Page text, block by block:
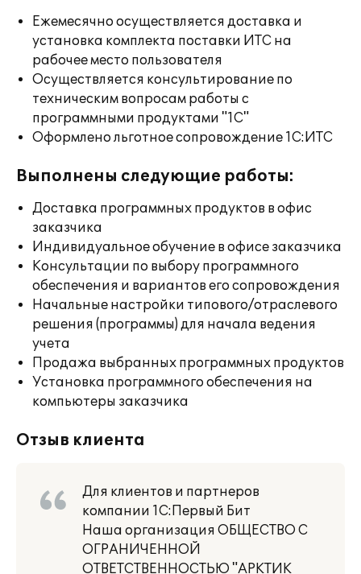
Ежемесячно осуществляется доставка и
установка комплекта поставки ИТС на
рабочее место пользователя
Осуществляется консультирование по
техническим вопросам работы с
программными продуктами "1С"
Оформлено льготное сопровождение 1С:ИТС
Выполнены следующие работы:
Доставка программных продуктов в офис
заказчика
Индивидуальное обучение в офисе заказчика
Консультации по выбору программного
обеспечения и вариантов его сопровождения
Начальные настройки типового/отраслевого
решения (программы) для начала ведения
учета
Продажа выбранных программных продуктов
Установка программного обеспечения на
компьютеры заказчика
Отзыв клиента
Для клиентов и партнеров
компании 1С:Первый Бит
Наша организация ОБЩЕСТВО С
ОГРАНИЧЕННОЙ
ОТВЕТСТВЕННОСТЬЮ "АРКТИК